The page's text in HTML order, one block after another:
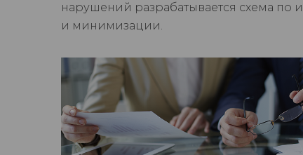
нарушений разрабатывается схема по
и минимизации.